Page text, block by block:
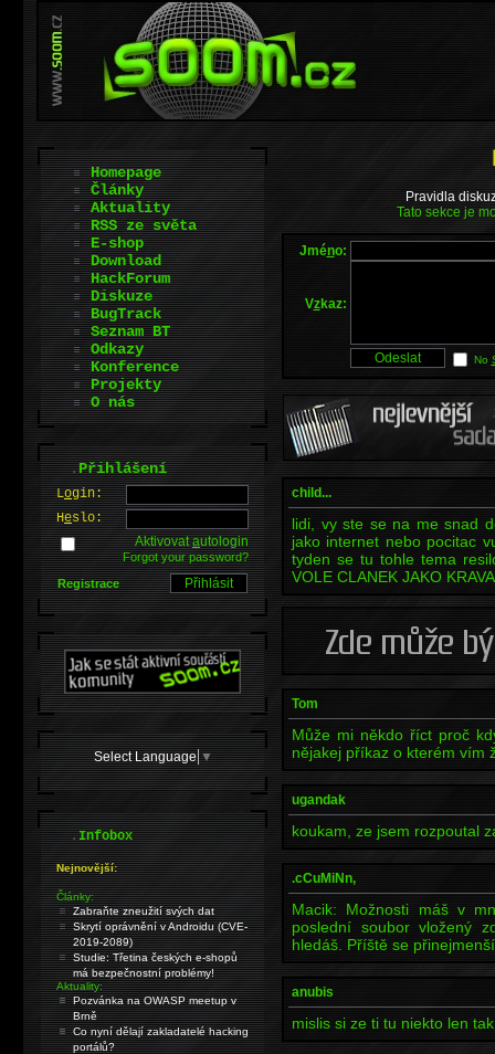
Pravidla
Tato sekce je
Jméno:
Vzkaz:
No
child...
lidi, vy ste se na me snad
jako internet nebo pocitac
tyden se tu tohle tema
VOLE CLANEK JAKO
Tom
Může mi někdo říct proč
nějakej příkaz o kterém vím
ugandak
koukam, ze jsem rozpoutal
.cCuMiNn,
Macik: Možnosti máš v
poslední soubor vložený
hledáš. Příště se
anubis
mislis si ze ti tu niekto len
Homepage
Články
Aktuality
RSS ze světa
E-shop
Download
HackForum
Diskuze
BugTrack
Seznam BT
Odkazy
Konference
Projekty
O nás
.Přihlášení
Login:
Heslo:
Aktivovatautologin
Forgot your password?
Registrace
Select Language ▼
.Infobox
Nejnovější:
Články:
Zabraňte zneužití svých dat
Skrytí oprávnění v Androidu (CVE-
2019-2089)
Studie: Třetina českých e-shopů
má bezpečnostní problémy!
Aktuality:
Pozvánka na OWASP meetup v
Brně
Co nyní dělají zakladatelé hacking
portálů?